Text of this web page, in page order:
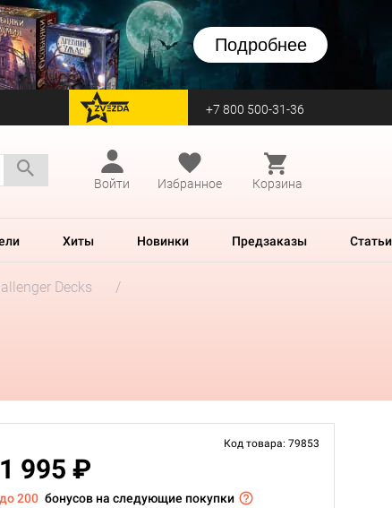
Подробнее
перейти на Zvezda +7 800 500-31-36
Войти
Избранное Корзина
Хиты Новинки Предзаказы Статьи
Decks
Код товара: 79853
1 995 ₽
до 200 бонусов на следующие покупки